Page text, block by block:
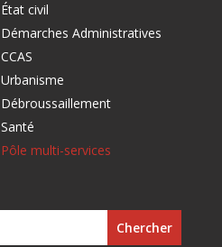
État civil
Démarches Administratives
CCAS
Urbanisme
Débroussaillement
Santé
Pôle multi-services